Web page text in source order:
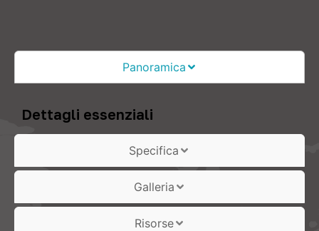
Panoramica
Specifica
Galleria
Risorse
Dettagli essenziali